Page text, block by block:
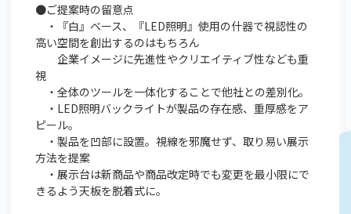
●ご提案時の留意点
・『白』ベース、『LED照明』使用の什器で視認性の
高い空間を創出するのはもちろん
企業イメージに先進性やクリエイティブ性なども重
視
・全体のツールを一体化することで他社との差別化。
・LED照明バックライトが製品の存在感、重厚感をア
ピール。
・製品を凹部に設置。視線を邪魔せず、取り易い展示
方法を提案
・展示台は新商品や商品改定時でも変更を最小限にで
きるよう天板を脱着式に。